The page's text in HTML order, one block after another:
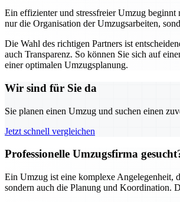
Ein effizienter und stressfreier Umzug
nur die Organisation der Umzugsarbeiten,
Die Wahl des richtigen Partners ist
auch Transparenz. So können Sie sich auf
einer optimalen Umzugsplanung.
Wir sind für Sie da
Sie planen einen Umzug und suchen einen
Jetzt schnell vergleichen
Professionelle Umzugsfirma
Ein Umzug ist eine komplexe Angelegenheit,
sondern auch die Planung und Koordination.